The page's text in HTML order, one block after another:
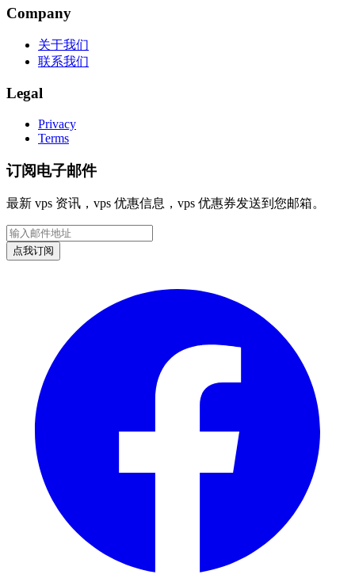
Company
关于我们
联系我们
Legal
Privacy
Terms
订阅电子邮件
最新 vps 资讯，vps 优惠信息，vps 优惠券发送到您邮箱。
邮件地址
点我订阅